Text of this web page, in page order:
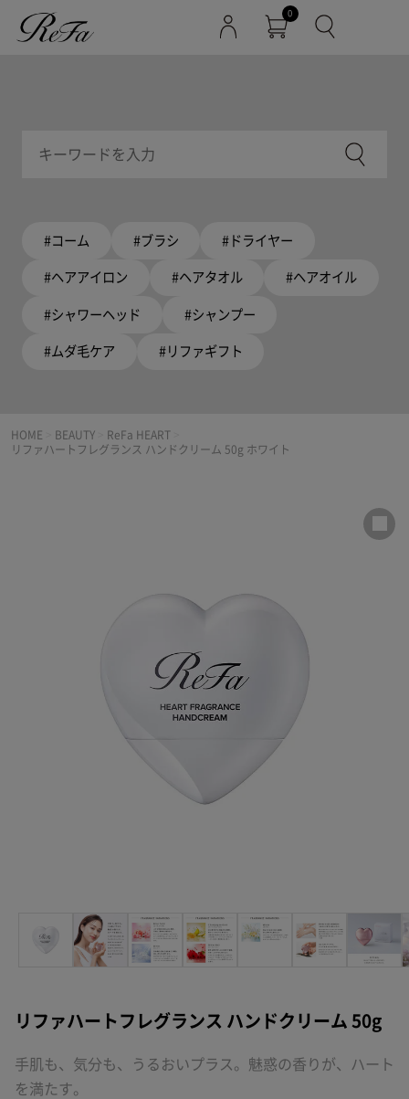
0
#コーム #ブラシ #ドライヤー
#ヘアアイロン #ヘアタオル #ヘアオイル
#シャワーヘッド #シャンプー
#ムダ毛ケア #リファギフト
HOME BEAUTY ReFa HEART
リファハートフレグランス ハンドクリーム 50g ホワイト
リファハートフレグランス ハンドクリーム 50g
手肌も、気分も、うるおいプラス。魅惑の香りが、ハート
を満たす。